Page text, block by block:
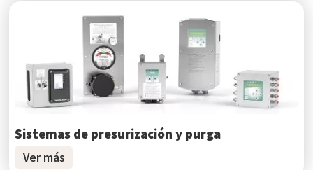
Sistemas de presurización y purga
Ver más